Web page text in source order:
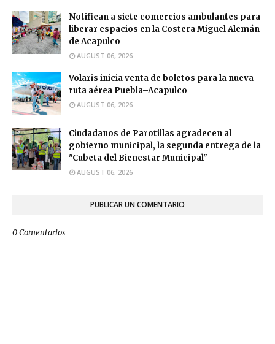
Notifican a siete comercios ambulantes para
liberar espacios en la Costera Miguel Alemán
de Acapulco
AUGUST 06, 2026
Volaris inicia venta de boletos para la nueva
ruta aérea Puebla–Acapulco
AUGUST 06, 2026
Ciudadanos de Parotillas agradecen al
gobierno municipal, la segunda entrega de la
"Cubeta del Bienestar Municipal"
AUGUST 06, 2026
PUBLICAR UN COMENTARIO
0 Comentarios